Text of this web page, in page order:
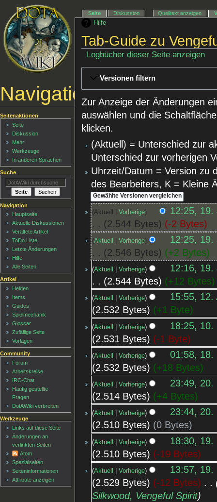
Hilfe
Tab-Guide zu
Logbücher dieser Seite anzeigen
Versionen filtern
Zur Anzeige der Änderungen
auswählen und die
klicken.
(Aktuell) = Unterschied zur
Unterschied zur vorherigen
Uhrzeit/Datum = Version zu
des Bearbeiters, K = Kleine
Aktuell Vorherige
12:25, 19.
2.544 Bytes
-2 Bytes
Aktuell Vorherige
12:25, 19.
2.546 Bytes
+2 Bytes
Aktuell Vorherige
12:16, 19.
2.544 Bytes
+12 Bytes
Aktuell Vorherige
15:55, 12.
2.532 Bytes
+1 Byte
Aktuell Vorherige
18:25, 10.
2.531 Bytes
-1 Byte
Aktuell Vorherige
01:58, 18.
2.532 Bytes
+18 Bytes
Aktuell Vorherige
23:49, 20.
2.514 Bytes
+4 Bytes
Aktuell Vorherige
23:44, 20.
2.510 Bytes
0 Bytes
Aktuell Vorherige
18:30, 19.
2.510 Bytes
-19 Bytes
Aktuell Vorherige
13:57, 19.
2.529 Bytes
-12 Bytes
Silkwood, Vengeful Spirit
Navigationsmenü
Seite Diskussion Quelltext anzeigen
Seitenaktionen
Seite
Diskussion
Mehr
Werkzeuge
In anderen Sprachen
Suche
Navigation
Hauptseite
Aktuelle Diskussionen
Veraltete Artikel
ToDo Liste
Letzte Änderungen
Hilfe
Alle Seiten
Artikel
Helden
Items
Guides
Spielmechanik
Glossar
Zufällige Seite
Vorlagen
Community
Forum
Arbeitskreise
IRC-Chat
Häufig gestellte
Fragen
DotAWiki verbreiten
Werkzeuge
Links auf diese Seite
Änderungen an
verlinkten Seiten
Atom
Spezialseiten
Seiten­informationen
Attribute anzeigen